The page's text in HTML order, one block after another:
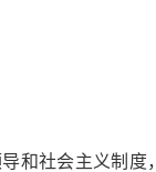
和社会主义制度